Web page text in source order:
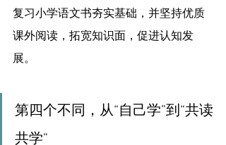
复习小学语文书夯实基础，并坚持优质
课外阅读，拓宽知识面，促进认知发
展。
第四个不同，从“自己学”到“共读
共学”